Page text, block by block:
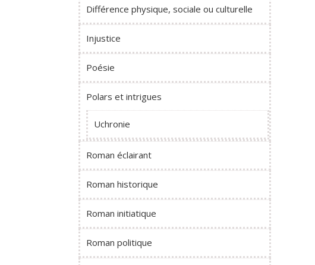
Différence physique, sociale ou culturelle
Injustice
Poésie
Polars et intrigues
Uchronie
Roman éclairant
Roman historique
Roman initiatique
Roman politique